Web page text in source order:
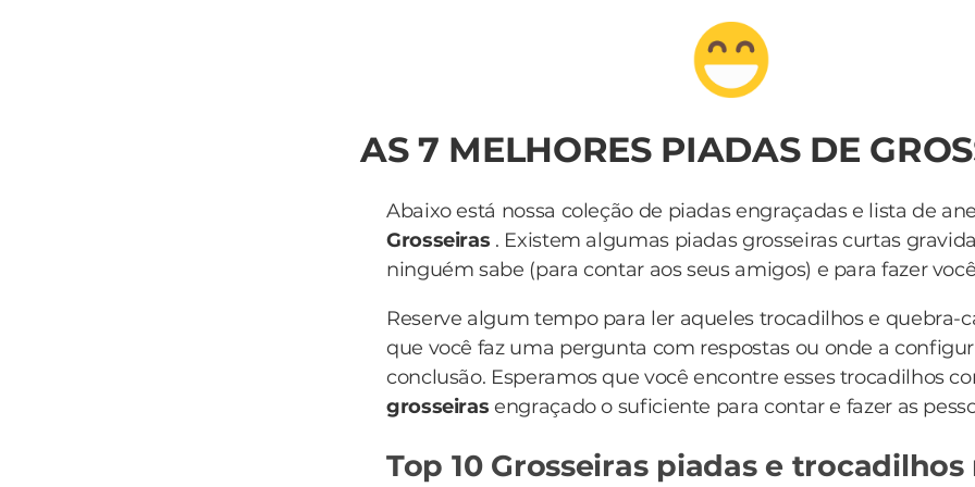
AS 7 MELHORES PIADAS DE
Abaixo está nossa coleção de piadas engraçadas e lista de
Grosseiras . Existem algumas piadas grosseiras curtas
ninguém sabe (para contar aos seus amigos) e para fazer
Reserve algum tempo para ler aqueles trocadilhos e quebra-
que você faz uma pergunta com respostas ou onde a
conclusão. Esperamos que você encontre esses trocadilhos
grosseirasengraçado o suficiente para contar e fazer as
Top 10 Grosseiras piadas e trocadilhos